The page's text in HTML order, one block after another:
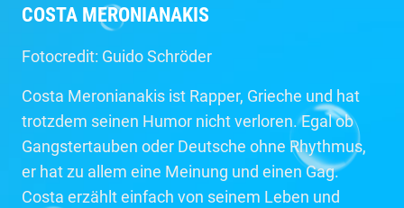
COSTA MERONIANAKIS
Fotocredit: Guido Schröder
Costa Meronianakis ist Rapper, Grieche und hat
trotzdem seinen Humor nicht verloren. Egal ob
Gangstertauben oder Deutsche ohne Rhythmus,
er hat zu allem eine Meinung und einen Gag.
Costa erzählt einfach von seinem Leben und